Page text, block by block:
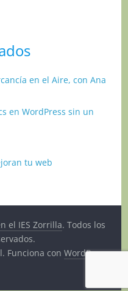
en el Aire, con Ana
en WordPress sin un
tu web
el IES Zorrilla. Todos los
Funciona conWordPress.